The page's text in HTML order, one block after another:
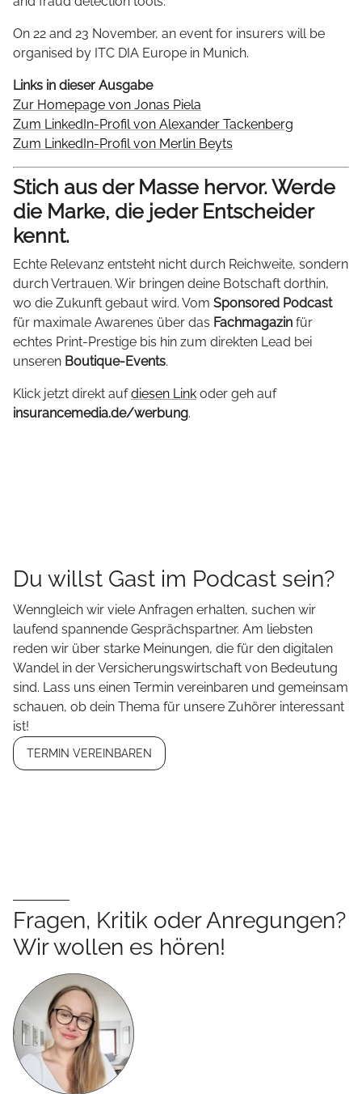
On 22 and 23 November, an event for insurers will be
organised by ITC DIA Europe in Munich.
Links in dieser Ausgabe
Zur Homepage von Jonas Piela
Zum LinkedIn-Profil von Alexander Tackenberg
Zum LinkedIn-Profil von Merlin Beyts
Stich aus der Masse hervor. Werde
die Marke, die jeder Entscheider
kennt.
Echte Relevanz entsteht nicht durch Reichweite, sondern
durch Vertrauen. Wir bringen deine Botschaft dorthin,
wo die Zukunft gebaut wird. Vom Sponsored Podcast
für maximale Awarenes über das Fachmagazin für
echtes Print-Prestige bis hin zum direkten Lead bei
unseren Boutique-Events.
Klick jetzt direkt aufdiesen Link oder geh auf
insurancemedia.de/werbung.
Du willst Gast im Podcast sein?
Wenngleich wir viele Anfragen erhalten, suchen wir
laufend spannende Gesprächspartner. Am liebsten
reden wir über starke Meinungen, die für den digitalen
Wandel in der Versicherungswirtschaft von Bedeutung
sind. Lass uns einen Termin vereinbaren und gemeinsam
schauen, ob dein Thema für unsere Zuhörer interessant
ist!
TERMIN VEREINBAREN
Fragen, Kritik oder Anregungen?
Wir wollen es hören!